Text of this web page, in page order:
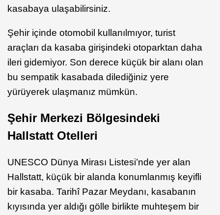
kasabaya ulaşabilirsiniz.
Şehir içinde otomobil kullanılmıyor, turist
araçları da kasaba girişindeki otoparktan daha
ileri gidemiyor. Son derece küçük bir alanı olan
bu sempatik kasabada dilediğiniz yere
yürüyerek ulaşmanız mümkün.
Şehir Merkezi Bölgesindeki
Hallstatt Otelleri
UNESCO Dünya Mirası Listesi’nde yer alan
Hallstatt, küçük bir alanda konumlanmış keyifli
bir kasaba. Tarihî Pazar Meydanı, kasabanın
kıyısında yer aldığı gölle birlikte muhteşem bir